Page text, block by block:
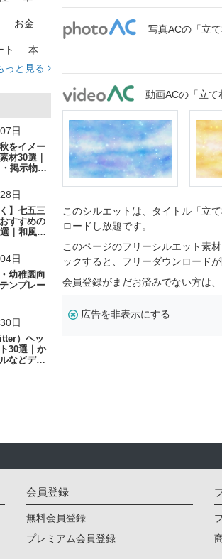
お金
ト 本
木
書類
ラ
グラム
っと見る
日
をイメー
材30選｜
掲示物に
日
】七五三
すすめの
｜和風の
日
幼稚園向
ンプレー
日
）ヘッ
30選｜か
などデザ
写真ACの「立
動画ACの「立て
このシルエットは、タイトル「立
ロードし放題です。
このページのフリーシルエット素
ックすると、フリーダウンロードが
会員登録がまだお済みでない方は、
広告を非表示にする
会員登録
無料会員登録
プレミアム会員登録